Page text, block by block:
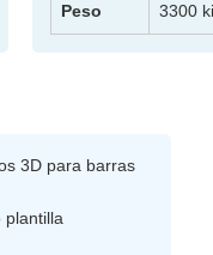
Peso 3300
3D para barras
plantilla